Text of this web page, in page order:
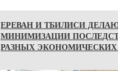
ЕРЕВАН И ТБИЛИСИ
МИНИМИЗАЦИИ
РАЗНЫХ ЭКОНОМИЧЕСКИХ